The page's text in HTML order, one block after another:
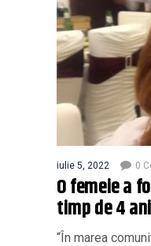
iulie 5, 2022 0
O femeie a
timp de 4 ani
“În marea